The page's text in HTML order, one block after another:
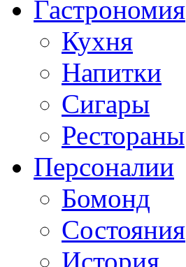
Гастрономия
Кухня
Напитки
Сигары
Рестораны
Персоналии
Бомонд
Состояния
История